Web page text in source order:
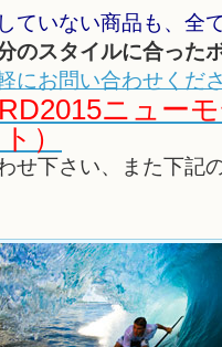
ていない商品も、全
のスタイルに合った
にお問い合わせくだ
ニュー
）
せ下さい、また下記